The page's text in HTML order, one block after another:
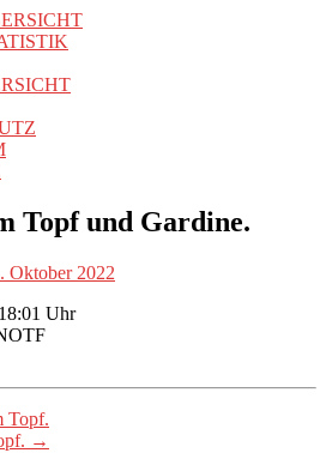
Topf und Gardine.
Oktober 2022
Uhr
Topf.
→